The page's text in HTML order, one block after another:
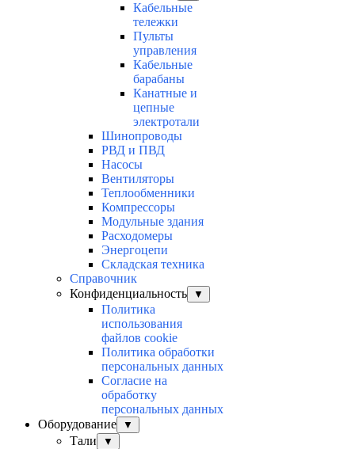
Кабельные
тележки
Пульты
управления
Кабельные
барабаны
Канатные и
цепные
электротали
Шинопроводы
РВД и ПВД
Насосы
Вентиляторы
Теплообменники
Компрессоры
Модульные здания
Расходомеры
Энергоцепи
Складская техника
Справочник
Конфиденциальность
▼
Политика
использования
файлов cookie
Политика обработки
персональных данных
Согласие на
обработку
персональных данных
Оборудование
▼
Тали ▼